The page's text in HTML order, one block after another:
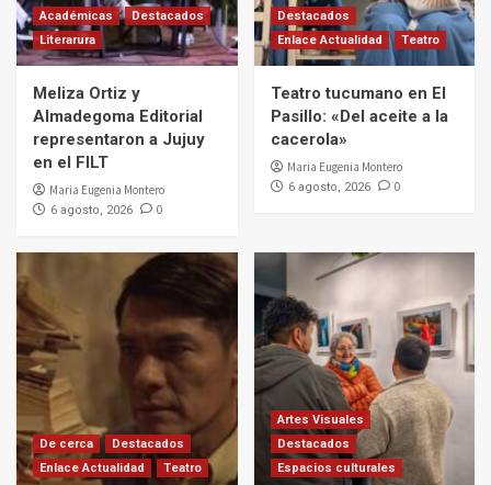
Académicas
Destacados
Literarura
Meliza Ortiz y
Almadegoma Editorial
representaron a Jujuy
en el FILT
Maria Eugenia Montero
6 agosto, 2026 0
Destacados
Enlace Actualidad
Teatro
Teatro tucumano en El
Pasillo: «Del aceite a la
cacerola»
Maria Eugenia Montero
6 agosto, 2026 0
De cerca
Destacados
Enlace Actualidad
Teatro
Artes Visuales
Destacados
Espacios culturales